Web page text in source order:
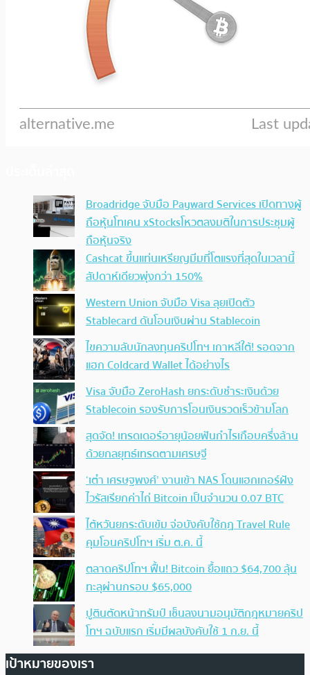
Broadridge จับมือ Payward Services เปิดทางผู้
ถือหุ้นโทเคน xStocksโหวตลงมติในการประชุมผู้
ถือหุ้นจริง
Cashcat ขึ้นแท่นเหรียญมีมที่โตแรงที่สุดในเวลานี้
สัปดาห์เดียวพุ่งกว่า 150%
Western Union จับมือ Visa ลุยเปิดตัว
Stablecard ดันโอนเงินผ่าน Stablecoin
ไขความลับนักลงทุนคริปโทฯ เกาหลีใต้! รอดจาก
แฮก Coldcard Wallet ได้อย่างไร
Visa จับมือ ZeroHash ยกระดับชำระเงินด้วย
Stablecoin รองรับการโอนเงินรวดเร็วข้ามโลก
สุดจัด! เทรดเดอร์อายุน้อยฟันกำไรเกือบครึ่งล้าน
ด้วยกลยุทธ์เทรดตามเศรษฐี
‘เต๋า เศรษฐพงศ์’ งานเข้า NAS โดนแฮกเกอร์ฝัง
ไวรัสเรียกค่าไถ่ Bitcoin เป็นจำนวน 0.07 BTC
ไต้หวันยกระดับเข้ม จ่อบังคับใช้กฏ Travel Rule
คุมโอนคริปโทฯ เริ่ม ต.ค. นี้
ตลาดคริปโทฯ ฟื้น! Bitcoin ยื้อแถว $64,700 ลุ้น
ทะลุผ่านกรอบ $65,000
ปูตินตัดหน้าทรัมป์ เซ็นลงนามอนุมัติกฎหมายคริป
โทฯ ฉบับแรก เริ่มมีผลบังคับใช้ 1 ก.ย. นี้
เป้าหมายของเรา